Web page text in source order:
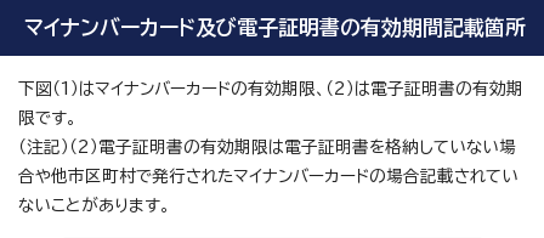
マイナンバーカード及び電子証明書の有効期間記載箇所
下図（1）はマイナンバーカードの有効期限、（2）は電子証明書の有効期
限です。
（注記）（2）電子証明書の有効期限は電子証明書を格納していない場
合や他市区町村で発行されたマイナンバーカードの場合記載されてい
ないことがあります。